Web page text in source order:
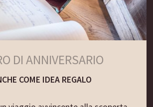
DI ANNIVERSARIO
COME IDEA REGALO